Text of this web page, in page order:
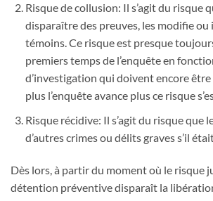
Risque de collusion: Il s’agit du risque
disparaître des preuves, les modifie ou
témoins. Ce risque est presque
premiers temps de l’enquête en
d’investigation qui doivent encore
plus l’enquête avance plus ce risque
Risque récidive: Il s’agit du risque que
d’autres crimes ou délits graves s’il
Dès lors, à partir du moment où le risque
détention préventive disparaît la